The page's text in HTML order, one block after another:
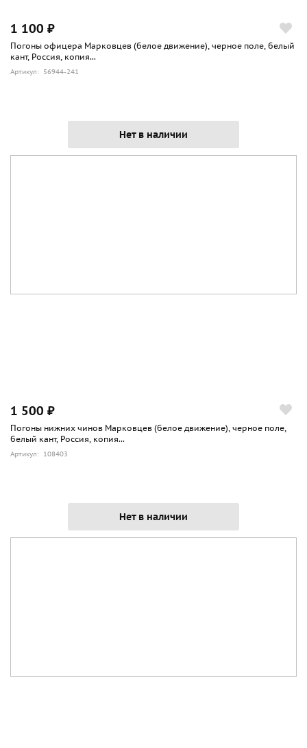
1 100 ₽
Погоны офицера Марковцев (белое движение), черное поле, белый
кант, Россия, копия...
Артикул: 56944-241
Нет в наличии
1 500 ₽
Погоны нижних чинов Марковцев (белое движение), черное поле,
белый кант, Россия, копия...
Артикул: 108403
Нет в наличии